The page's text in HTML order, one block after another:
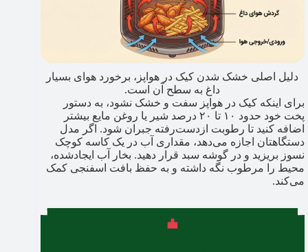
دلیل اصلی خشک شدن کیک در هواپز، برخورد هوای بسیار
داغ به سطح آن است.
برای اینکه کیک در هواپز سفت و خشک نشود، به دستور
پخت خود حدود ۱۰ تا ۲۰ درصد شیر یا روغن مایع بیشتر
اضافه کنید تا رطوبت ازدست‌رفته جبران شود. اگر مدل
دستگاهتان اجازه می‌دهد، مقداری آب در یک کاسه کوچک
نسوز بریزید و در گوشه سبد قرار دهید. بخار آب ایجادشده،
محیط را مرطوب نگه داشته و به حفظ بافت اسفنجی کمک
می‌کند.